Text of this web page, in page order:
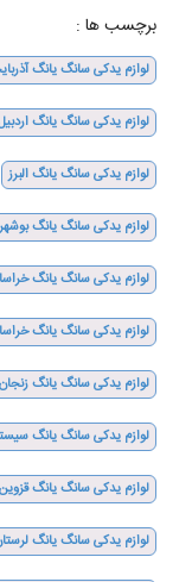
برچسب ها :
لوازم یدکی سانگ یانگ
لوازم یدکی سانگ یانگ
لوازم یدکی سانگ یانگ البرز
لوازم یدکی سانگ یانگ بوشهر
لوازم یدکی سانگ یانگ
لوازم یدکی سانگ یانگ
لوازم یدکی سانگ یانگ زنجان
لوازم یدکی سانگ یانگ
لوازم یدکی سانگ یانگ قزوین
لوازم یدکی سانگ یانگ